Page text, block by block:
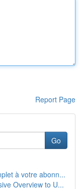
Report Page
Go
à votre abonn...
Overview to U...